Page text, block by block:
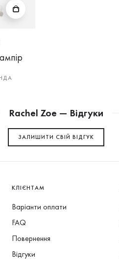
Rachel Zoe — Відгуки
ЗАЛИШИТИ СВIЙ ВІДГУК
КЛІЄНТАМ
Варіанти оплати
FAQ
Повернення
Відгуки